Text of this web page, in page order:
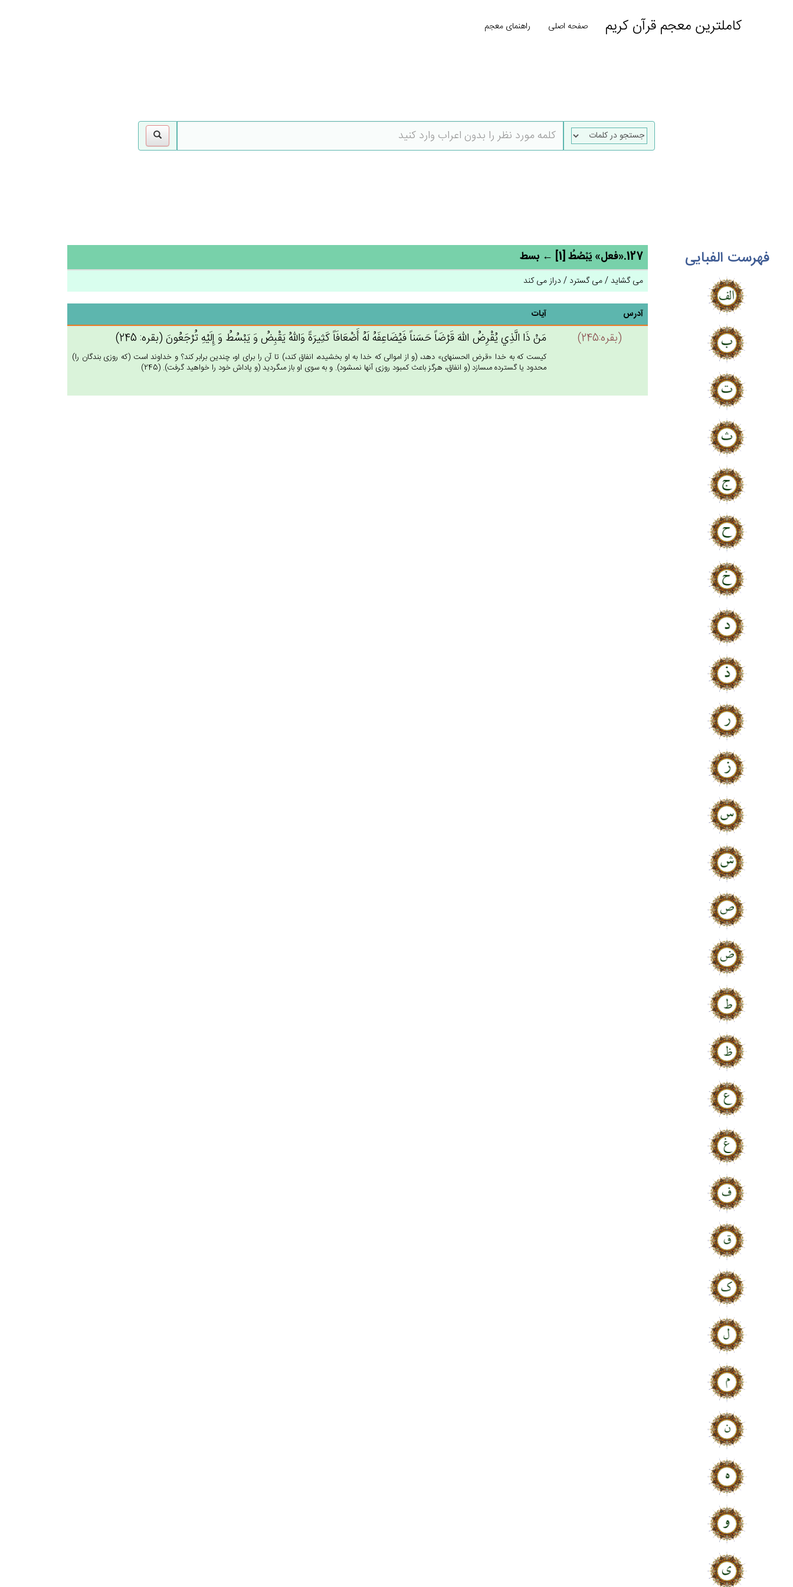
کاملترین معجم قرآن کریم صفحه اصلی راهنمای معجم
فهرست الفبایی 127.«فعل» يَبْصُط‌ُ [1] ← بسط
می گشاید / می گسترد / دراز می کند
آدرس آیات
(بقره:245) مَنْ‌ ذَا الَّذِي‌ يُقْرِض‌ُ الله‌َ قَرْضَاً حَسَناً فَيُضَاعِفَه‌ُ لَه‌ُ أَضْعَافَاً كَثِيرَة‌ً وَالله‌ُ يَقْبِض‌ُ وَ يَبْسُط‌ُ وَ إِلَيْه‌ِ تُرْجَعُون‌َ (بقره: 245)
كيست كه به خدا «قرض الحسنه‏اى» دهد، (و از اموالى كه خدا به او بخشيده، انفاق كند،) تا آن را براى او، چندين برابر كند؟ و خداوند است (كه روزى بندگان را)
محدود يا گسترده مى‏سازد (و انفاق، هرگز باعث كمبود روزى آنها نمى‏شود). و به سوى او باز مى‏گرديد (و پاداش خود را خواهيد گرفت). (245)